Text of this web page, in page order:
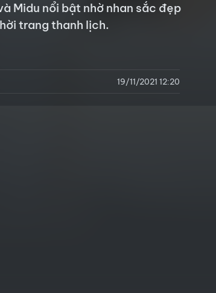
Midu nổi bật nhờ nhan sắc đẹp
trang thanh lịch.
19/11/2021 12:20